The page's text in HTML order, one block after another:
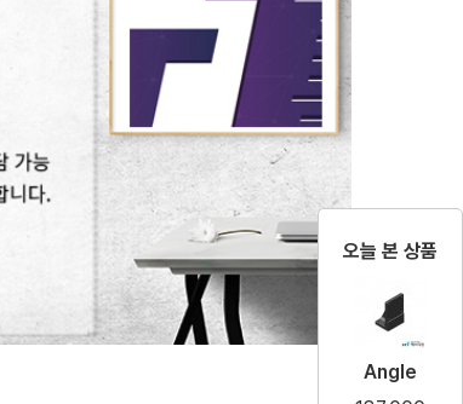
오늘 본 상품
Angle